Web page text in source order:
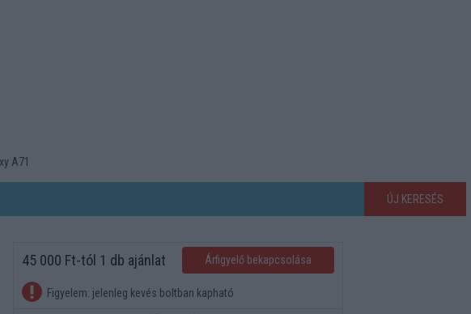
A71
ÚJ KERESÉS
45 000 Ft-tól 1 db ajánlat Árfigyelő bekapcsolása
Figyelem: jelenleg kevés boltban kapható